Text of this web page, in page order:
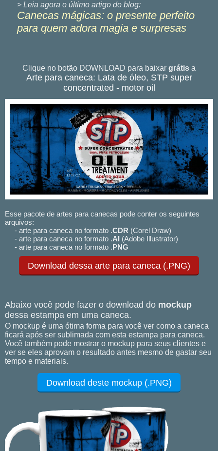
> Leia agora o último artigo do blog:
Canecas mágicas: o presente perfeito
para quem adora magia e surpresas
Clique no botão DOWNLOAD para baixar grátis a
Arte para caneca: Lata de óleo, STP super
concentrated - motor oil
Esse pacote de artes para canecas pode conter os seguintes
arquivos:
- arte para caneca no formato .CDR (Corel Draw)
- arte para caneca no formato .AI (Adobe Illustrator)
- arte para caneca no formato .PNG
Download dessa arte para caneca (.PNG)
Abaixo você pode fazer o download do mockup
dessa estampa em uma caneca.
O mockup é uma ótima forma para você ver como a caneca
ficará após ser sublimada com esta estampa para caneca.
Você também pode mostrar o mockup para seus clientes e
ver se eles aprovam o resultado antes mesmo de gastar seu
tempo e materiais.
Download deste mockup (.PNG)